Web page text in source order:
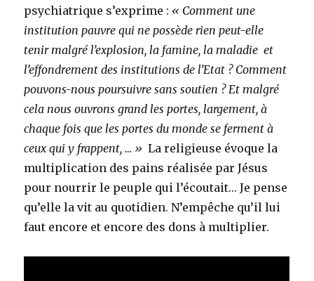
psychiatrique s’exprime : « Comment une
institution pauvre qui ne possède rien peut-elle
tenir malgré l’explosion, la famine, la maladie et
l’effondrement des institutions de l’Etat ? Comment
pouvons-nous poursuivre sans soutien ? Et malgré
cela nous ouvrons grand les portes, largement, à
chaque fois que les portes du monde se ferment à
ceux qui y frappent, … » La religieuse évoque la
multiplication des pains réalisée par Jésus
pour nourrir le peuple qui l’écoutait… Je pense
qu’elle la vit au quotidien. N’empêche qu’il lui
faut encore et encore des dons à multiplier.